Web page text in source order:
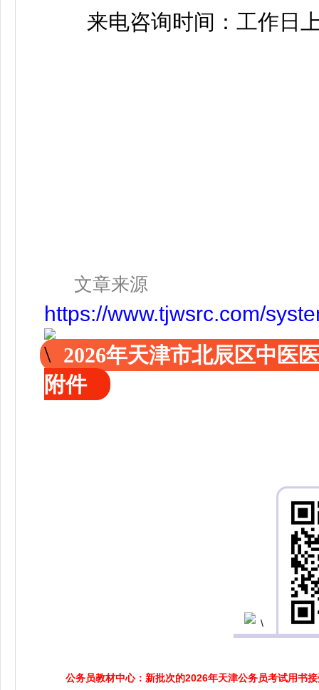
来电咨询时间：工作日上
文章来源
https://www.tjwsrc.com/
2026年天津市北辰区中医
附件
公务员教材中心：新批次的2026年天津公务员考试用书